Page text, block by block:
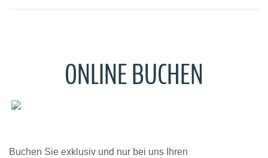
ONLINE BUCHEN
Buchen Sie exklusiv und nur bei uns Ihren